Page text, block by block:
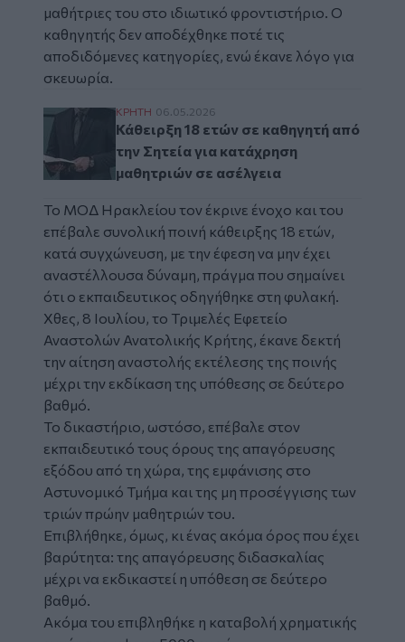
μαθήτριες του στο ιδιωτικό φροντιστήριο. Ο
καθηγητής δεν αποδέχθηκε ποτέ τις
αποδιδόμενες κατηγορίες, ενώ έκανε λόγο για
σκευωρία.
Κάθειρξη 18 ετών σε καθηγητή από την
ΚΡΗΤΗ 06.05.2026
Κάθειρξη 18 ετών σε καθηγητή από
την Σητεία για κατάχρηση
μαθητριών σε ασέλγεια
Το ΜΟΔ Ηρακλείου τον έκρινε ένοχο και του
επέβαλε συνολική ποινή κάθειρξης 18 ετών,
κατά συγχώνευση, με την έφεση να μην έχει
αναστέλλουσα δύναμη, πράγμα που σημαίνει
ότι ο εκπαιδευτικος οδηγήθηκε στη φυλακή.
Χθες, 8 Ιουλίου, το Τριμελές Εφετείο
Αναστολών Ανατολικής Κρήτης, έκανε δεκτή
την αίτηση αναστολής εκτέλεσης της ποινής
μέχρι την εκδίκαση της υπόθεσης σε δεύτερο
βαθμό.
Το δικαστήριο, ωστόσο, επέβαλε στον
εκπαιδευτικό τους όρους της απαγόρευσης
εξόδου από τη χώρα, της εμφάνισης στο
Αστυνομικό Τμήμα και της μη προσέγγισης των
τριών πρώην μαθητριών του.
Επιβλήθηκε, όμως, κι ένας ακόμα όρος που έχει
βαρύτητα: της απαγόρευσης διδασκαλίας
μέχρι να εκδικαστεί η υπόθεση σε δεύτερο
βαθμό.
Ακόμα του επιβληθήκε η καταβολή χρηματικής